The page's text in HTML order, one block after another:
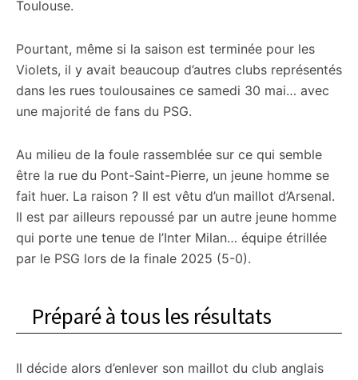
Toulouse.
Pourtant, même si la saison est terminée pour les
Violets, il y avait beaucoup d’autres clubs représentés
dans les rues toulousaines ce samedi 30 mai… avec
une majorité de fans du PSG.
Au milieu de la foule rassemblée sur ce qui semble
être la rue du Pont-Saint-Pierre, un jeune homme se
fait huer. La raison ? Il est vêtu d’un maillot d’Arsenal.
Il est par ailleurs repoussé par un autre jeune homme
qui porte une tenue de l’Inter Milan… équipe étrillée
par le PSG lors de la finale 2025 (5-0).
Préparé à tous les résultats
Il décide alors d’enlever son maillot du club anglais